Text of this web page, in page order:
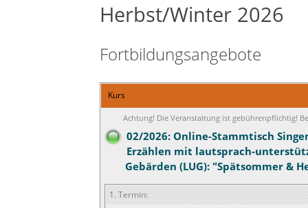
Herbst/Winter 2026
Fortbildungsangebote
Kurs
Achtung! Die Veranstaltung ist gebührenpflichtig!
02/2026: Online-Stammtisch
Erzählen mit lautsprach-
Gebärden (LUG): "Spätsommer &
1. Termin: